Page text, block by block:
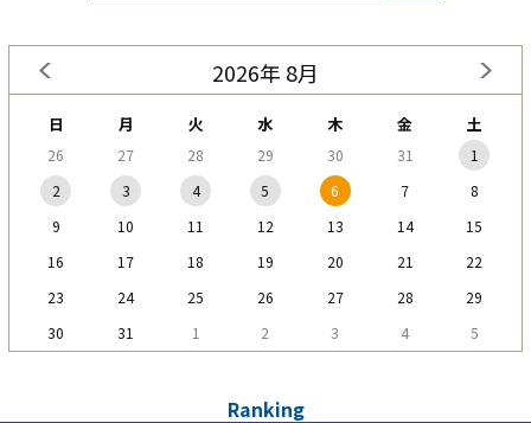
2026年 8月
日 月 火 水 木 金 土
26 27 28 29 30 31
1
2
3 4 5 6 7
8
9
10 11 12 13 14
15
16
17 18 19 20 21
22
23
24 25 26 27 28
29
30
31 1 2 3 4 5
Ranking